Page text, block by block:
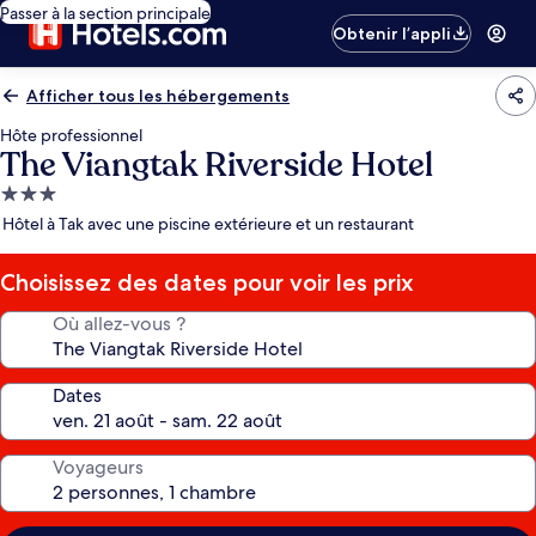
Passer à la section principale
Obtenir l’appli
Afficher tous les hébergements
Hôte professionnel
The Viangtak Riverside Hotel
Hébergement
3.0 étoiles
Hôtel à Tak avec une piscine extérieure et un restaurant
Choisissez des dates pour voir les prix
Où allez-vous ?
Dates
Voyageurs